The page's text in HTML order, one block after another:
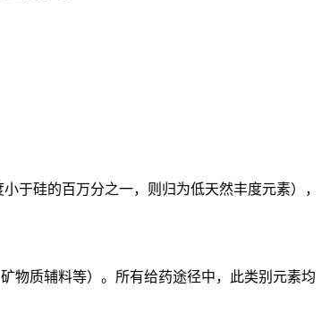
硅的百万分之一，则归为低天然丰度元素），
质辅料等）。所有给药途径中，此类别元素均